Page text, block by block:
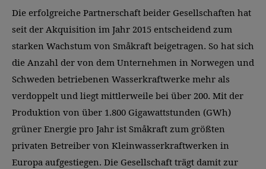
Die erfolgreiche Partnerschaft beider Gesellschaften hat
seit der Akquisition im Jahr 2015 entscheidend zum
starken Wachstum von Småkraft beigetragen. So hat sich
die Anzahl der von dem Unternehmen in Norwegen und
Schweden betriebenen Wasserkraftwerke mehr als
verdoppelt und liegt mittlerweile bei über 200. Mit der
Produktion von über 1.800 Gigawattstunden (GWh)
grüner Energie pro Jahr ist Småkraft zum größten
privaten Betreiber von Kleinwasserkraftwerken in
Europa aufgestiegen. Die Gesellschaft trägt damit zur